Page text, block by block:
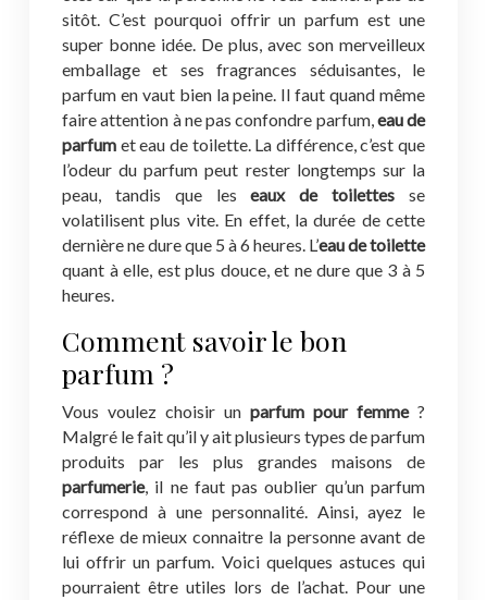
sitôt. C’est pourquoi offrir un parfum est une
super bonne idée. De plus, avec son merveilleux
emballage et ses fragrances séduisantes, le
parfum en vaut bien la peine. Il faut quand même
faire attention à ne pas confondre parfum,eau de
parfum et eau de toilette. La différence, c’est que
l’odeur du parfum peut rester longtemps sur la
peau, tandis que leseaux de toilettesse
volatilisent plus vite. En effet, la durée de cette
dernière ne dure que 5 à 6 heures. L’eau de toilette
quant à elle, est plus douce, et ne dure que 3 à 5
heures.
Comment savoir le bon
parfum ?
Vous voulez choisir un parfum pour femme?
Malgré le fait qu’il y ait plusieurs types de parfum
produits par les plus grandes maisons de
parfumerie, il ne faut pas oublier qu’un parfum
correspond à une personnalité. Ainsi, ayez le
réflexe de mieux connaitre la personne avant de
lui offrir un parfum. Voici quelques astuces qui
pourraient être utiles lors de l’achat. Pour une